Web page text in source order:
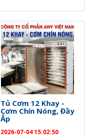
Tủ Cơm 12 Khay -
Cơm Chín Nóng, Đầy
Ắp
2026-07-04 15:02:50